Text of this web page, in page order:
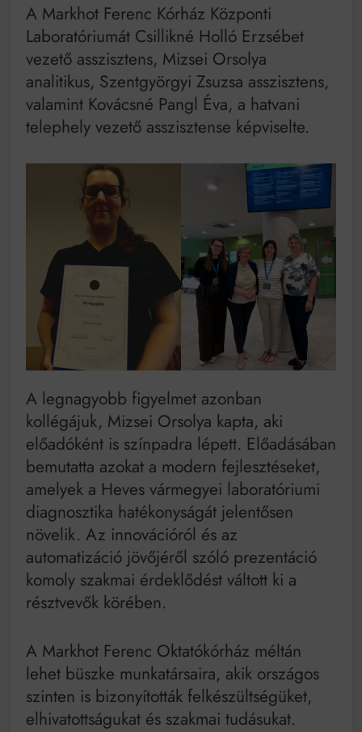
A Markhot Ferenc Kórház Központi
Laboratóriumát Csillikné Holló Erzsébet
vezető asszisztens, Mizsei Orsolya
analitikus, Szentgyörgyi Zsuzsa asszisztens,
valamint Kovácsné Pangl Éva, a hatvani
telephely vezető asszisztense képviselte.
A legnagyobb figyelmet azonban
kollégájuk, Mizsei Orsolya kapta, aki
előadóként is színpadra lépett. Előadásában
bemutatta azokat a modern fejlesztéseket,
amelyek a Heves vármegyei laboratóriumi
diagnosztika hatékonyságát jelentősen
növelik. Az innovációról és az
automatizáció jövőjéről szóló prezentáció
komoly szakmai érdeklődést váltott ki a
résztvevők körében.
A Markhot Ferenc Oktatókórház méltán
lehet büszke munkatársaira, akik országos
szinten is bizonyították felkészültségüket,
elhivatottságukat és szakmai tudásukat.